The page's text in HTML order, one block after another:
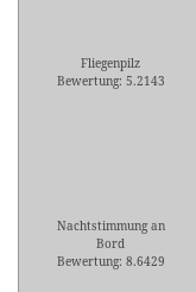
Fliegenpilz
Bewertung: 5.2143
Nachtstimmung an
Bord
Bewertung: 8.6429